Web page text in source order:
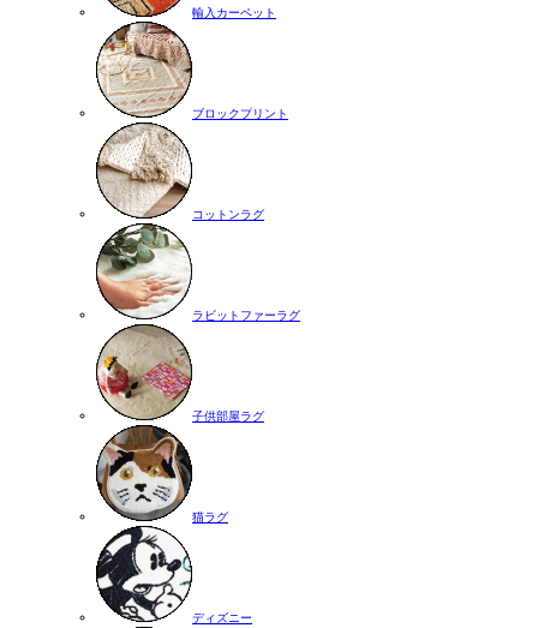
輸入カーペット
ブロックプリント
コットンラグ
ラビットファーラグ
子供部屋ラグ
猫ラグ
ディズニー